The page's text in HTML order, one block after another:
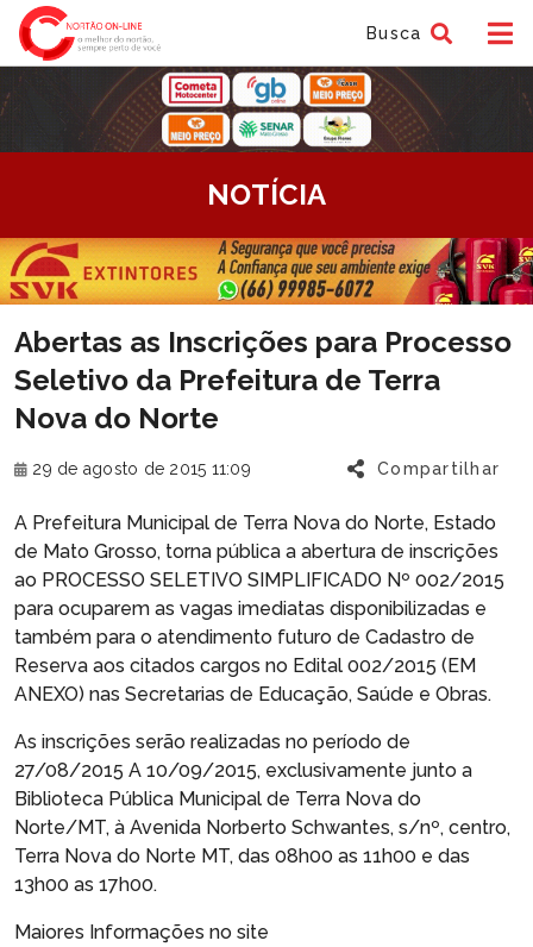
Busca
NOTÍCIA
Abertas as Inscrições para Processo
Seletivo da Prefeitura de Terra
Nova do Norte
29 de agosto de 2015 11:09 Compartilhar
A Prefeitura Municipal de Terra Nova do Norte, Estado
de Mato Grosso, torna pública a abertura de inscrições
ao PROCESSO SELETIVO SIMPLIFICADO Nº 002/2015
para ocuparem as vagas imediatas disponibilizadas e
também para o atendimento futuro de Cadastro de
Reserva aos citados cargos no Edital 002/2015 (EM
ANEXO) nas Secretarias de Educação, Saúde e Obras.
As inscrições serão realizadas no período de
27/08/2015 A 10/09/2015, exclusivamente junto a
Biblioteca Pública Municipal de Terra Nova do
Norte/MT, à Avenida Norberto Schwantes, s/nº, centro,
Terra Nova do Norte MT, das 08h00 as 11h00 e das
13h00 as 17h00.
Maiores Informações no site